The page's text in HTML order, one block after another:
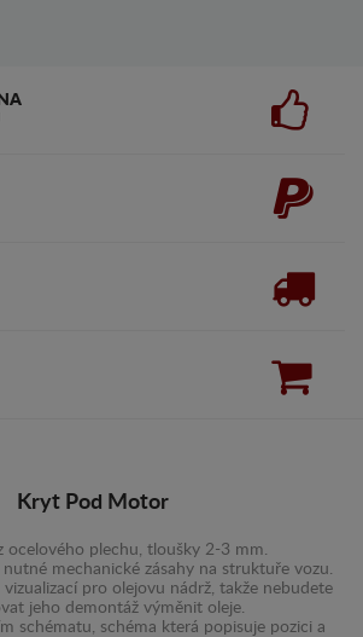
Kryt Pod Motor
ocelového plechu, tloušky 2-3 mm.
nutné mechanické zásahy na struktuře vozu.
pro olejovu nádrž, takže nebudete
jeho demontáž výměnit oleje.
schématu, schéma která popisuje pozici a